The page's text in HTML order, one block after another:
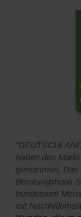
haben den
genommen. Das
Beratungshaus
bundesweit
mit